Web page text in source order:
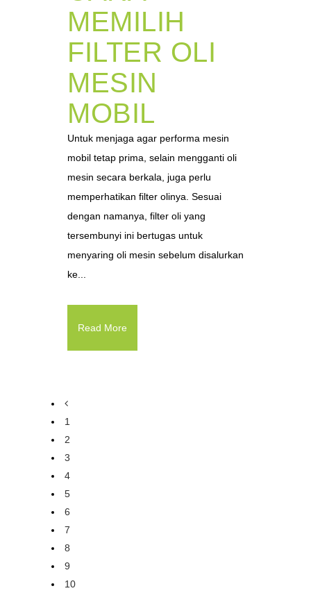
MEMILIH
FILTER OLI
MESIN
MOBIL
Untuk menjaga agar performa mesin
mobil tetap prima, selain mengganti oli
mesin secara berkala, juga perlu
memperhatikan filter olinya. Sesuai
dengan namanya, filter oli yang
tersembunyi ini bertugas untuk
menyaring oli mesin sebelum disalurkan
ke...
Read More
1
2
3
4
5
6
7
8
9
10